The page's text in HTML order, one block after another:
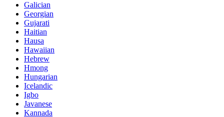
Galician
Georgian
Gujarati
Haitian
Hausa
Hawaiian
Hebrew
Hmong
Hungarian
Icelandic
Igbo
Javanese
Kannada